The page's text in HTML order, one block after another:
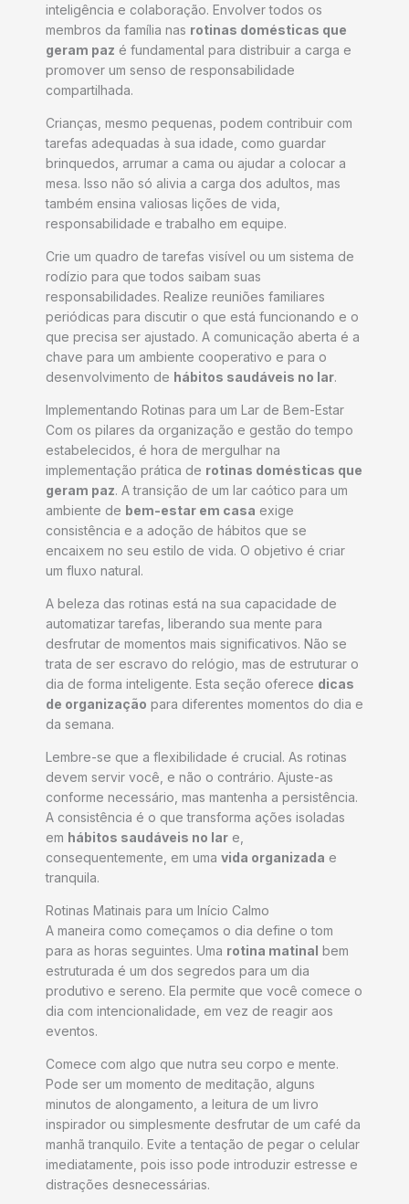
inteligência e colaboração. Envolver todos os
membros da família nas rotinas domésticas que
geram paz é fundamental para distribuir a carga e
promover um senso de responsabilidade
compartilhada.
Crianças, mesmo pequenas, podem contribuir com
tarefas adequadas à sua idade, como guardar
brinquedos, arrumar a cama ou ajudar a colocar a
mesa. Isso não só alivia a carga dos adultos, mas
também ensina valiosas lições de vida,
responsabilidade e trabalho em equipe.
Crie um quadro de tarefas visível ou um sistema de
rodízio para que todos saibam suas
responsabilidades. Realize reuniões familiares
periódicas para discutir o que está funcionando e o
que precisa ser ajustado. A comunicação aberta é a
chave para um ambiente cooperativo e para o
desenvolvimento de hábitos saudáveis no lar.
Implementando Rotinas para um Lar de Bem-Estar
Com os pilares da organização e gestão do tempo
estabelecidos, é hora de mergulhar na
implementação prática de rotinas domésticas que
geram paz. A transição de um lar caótico para um
ambiente de bem-estar em casa exige
consistência e a adoção de hábitos que se
encaixem no seu estilo de vida. O objetivo é criar
um fluxo natural.
A beleza das rotinas está na sua capacidade de
automatizar tarefas, liberando sua mente para
desfrutar de momentos mais significativos. Não se
trata de ser escravo do relógio, mas de estruturar o
dia de forma inteligente. Esta seção oferece dicas
de organização para diferentes momentos do dia e
da semana.
Lembre-se que a flexibilidade é crucial. As rotinas
devem servir você, e não o contrário. Ajuste-as
conforme necessário, mas mantenha a persistência.
A consistência é o que transforma ações isoladas
em hábitos saudáveis no lar e,
consequentemente, em uma vida organizada e
tranquila.
Rotinas Matinais para um Início Calmo
A maneira como começamos o dia define o tom
para as horas seguintes. Uma rotina matinal bem
estruturada é um dos segredos para um dia
produtivo e sereno. Ela permite que você comece o
dia com intencionalidade, em vez de reagir aos
eventos.
Comece com algo que nutra seu corpo e mente.
Pode ser um momento de meditação, alguns
minutos de alongamento, a leitura de um livro
inspirador ou simplesmente desfrutar de um café da
manhã tranquilo. Evite a tentação de pegar o celular
imediatamente, pois isso pode introduzir estresse e
distrações desnecessárias.